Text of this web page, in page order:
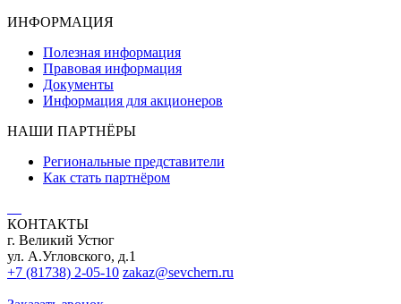
ИНФОРМАЦИЯ
Полезная информация
Правовая информация
Документы
Информация для акционеров
НАШИ ПАРТНЁРЫ
Региональные представители
Как стать партнёром
КОНТАКТЫ
г. Великий Устюг
ул. А.Угловского, д.1
+7 (81738) 2-05-10 zakaz@sevchern.ru